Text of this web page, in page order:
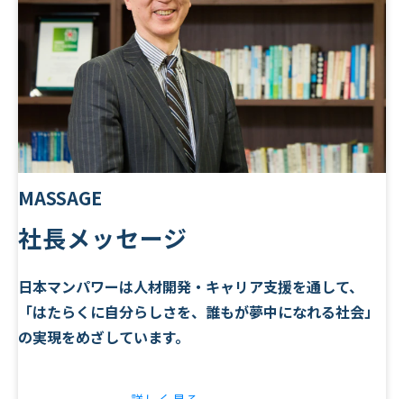
MASSAGE
社長メッセージ
日本マンパワーは人材開発・キャリア支援を通して、
「はたらくに自分らしさを、誰もが夢中になれる社会」
の実現をめざしています。